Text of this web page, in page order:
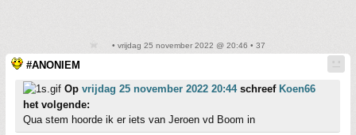
• vrijdag 25 november 2022 @ 20:46 • 37
#ANONIEM
Op vrijdag 25 november 2022 20:44schreef Koen66
het volgende:
Qua stem hoorde ik er iets van Jeroen vd Boom in